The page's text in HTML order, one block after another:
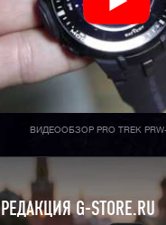
ВИДЕООБЗОР PRO TREK
РЕДАКЦИЯ G-STORE.RU